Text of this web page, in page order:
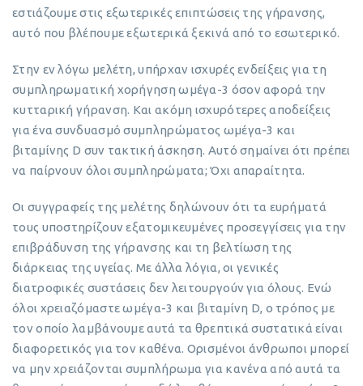
εστιάζουμε στις εξωτερικές επιπτώσεις της γήρανσης,
αυτό που βλέπουμε εξωτερικά ξεκινά από το εσωτερικό.
Στην εν λόγω μελέτη, υπήρχαν ισχυρές ενδείξεις για τη
συμπληρωματική χορήγηση ωμέγα-3 όσον αφορά την
κυτταρική γήρανση. Και ακόμη ισχυρότερες αποδείξεις
για ένα συνδυασμό συμπληρώματος ωμέγα-3 και
βιταμίνης D συν τακτική άσκηση. Αυτό σημαίνει ότι πρέπει
να παίρνουν όλοι συμπληρώματα; Όχι απαραίτητα.
Οι συγγραφείς της μελέτης δηλώνουν ότι τα ευρήματά
τους υποστηρίζουν εξατομικευμένες προσεγγίσεις για την
επιβράδυνση της γήρανσης και τη βελτίωση της
διάρκειας της υγείας. Με άλλα λόγια, οι γενικές
διατροφικές συστάσεις δεν λειτουργούν για όλους. Ενώ
όλοι χρειαζόμαστε ωμέγα-3 και βιταμίνη D, ο τρόπος με
τον οποίο λαμβάνουμε αυτά τα θρεπτικά συστατικά είναι
διαφορετικός για τον καθένα. Ορισμένοι άνθρωποι μπορεί
να μην χρειάζονται συμπλήρωμα για κανένα από αυτά τα